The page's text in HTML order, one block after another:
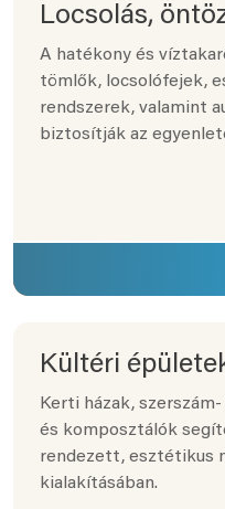
Locsolás,
A hatékony és
tömlők, locsolófejek,
rendszerek, valamint
biztosítják az
Kültéri
Kerti házak,
és komposztálók
rendezett, esztétikus
kialakításában.